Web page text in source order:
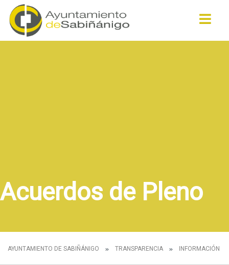
Acuerdos de Pleno
AYUNTAMIENTO DE SABIÑÁNIGO TRANSPARENCIA INFORMACIÓN